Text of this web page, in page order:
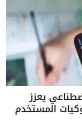
يعزز
المستخدم